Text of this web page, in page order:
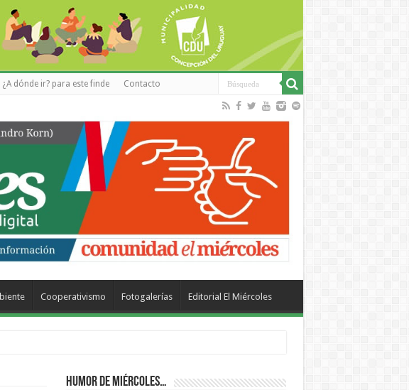
¿A dónde ir? para este finde Contacto
Cooperativismo Fotogalerías Editorial El Miércoles
una familia tiene CUD
Humor de Miércoles…